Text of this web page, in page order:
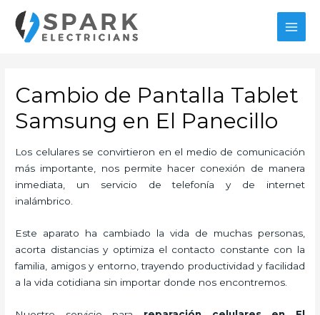
contenido
Cambio de Pantalla Tablet
Samsung en El Panecillo
Los celulares se convirtieron en el medio de comunicación
más importante, nos permite hacer conexión de manera
inmediata, un servicio de telefonía y de internet
inalámbrico.
Este aparato ha cambiado la vida de muchas personas,
acorta distancias y optimiza el contacto constante con la
familia, amigos y entorno, trayendo productividad y facilidad
a la vida cotidiana sin importar donde nos encontremos.